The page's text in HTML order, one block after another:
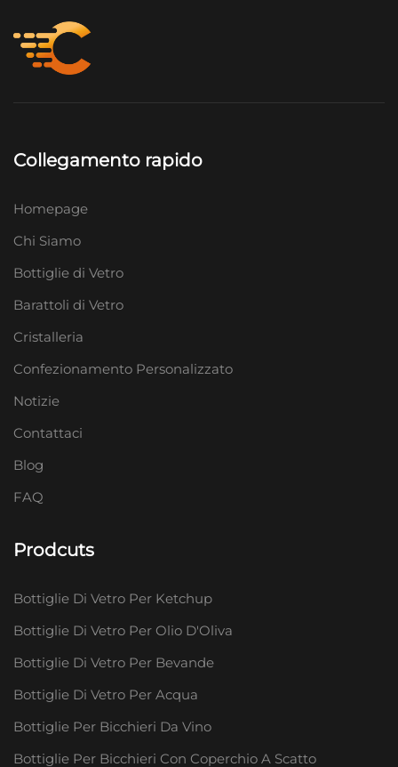
Collegamento rapido
Homepage
Chi Siamo
Bottiglie di Vetro
Barattoli di Vetro
Cristalleria
Confezionamento Personalizzato
Notizie
Contattaci
Blog
FAQ
Prodcuts
Bottiglie Di Vetro Per Ketchup
Bottiglie Di Vetro Per Olio D'Oliva
Bottiglie Di Vetro Per Bevande
Bottiglie Di Vetro Per Acqua
Bottiglie Per Bicchieri Da Vino
Bottiglie Per Bicchieri Con Coperchio A Scatto